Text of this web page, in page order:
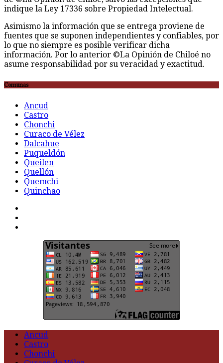
indique la Ley 17336 sobre Propiedad Intelectual.
Asimismo la información que se entrega proviene de
fuentes que se suponen independientes y confiables, por
lo que no siempre es posible verificar dicha
información. Por lo anterior ©La Opinión de Chiloé no
asume responsabilidad por su veracidad y exactitud.
Comunas
Ancud
Castro
Chonchi
Curaco de Vélez
Dalcahue
Puqueldón
Queilen
Quellón
Quemchi
Quinchao
Ancud
Castro
Chonchi